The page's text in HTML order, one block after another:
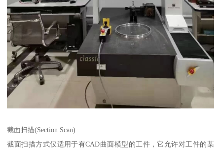
截面扫描(Section Scan)
截面扫描方式仅适用于有CAD曲面模型的工件，它允许对工件的某